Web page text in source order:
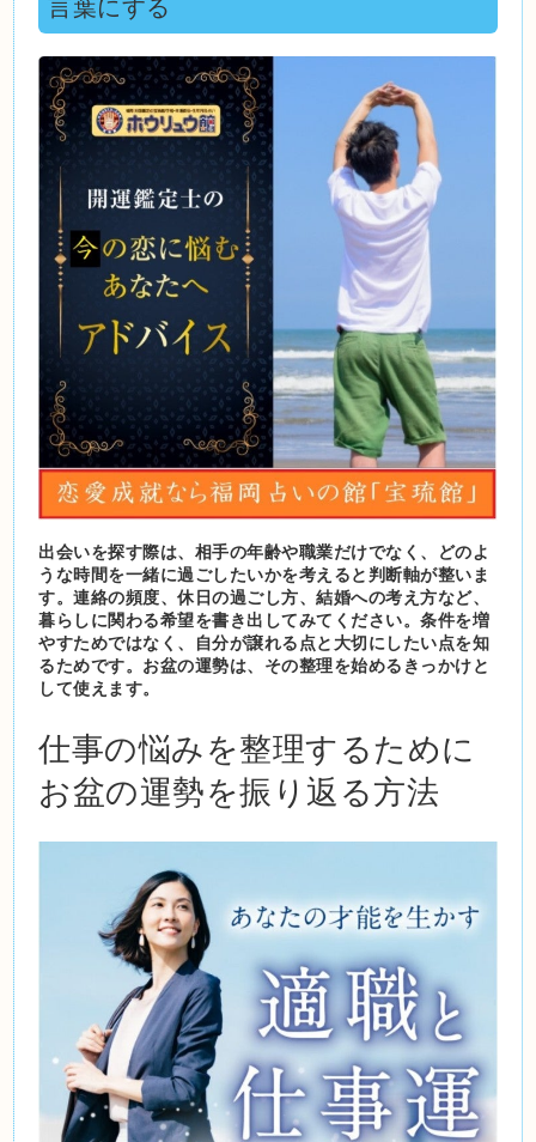
言葉にする
出会いを探す際は、相手の年齢や職業だけでなく、どのよ
うな時間を一緒に過ごしたいかを考えると判断軸が整いま
す。連絡の頻度、休日の過ごし方、結婚への考え方など、
暮らしに関わる希望を書き出してみてください。条件を増
やすためではなく、自分が譲れる点と大切にしたい点を知
るためです。お盆の運勢は、その整理を始めるきっかけと
して使えます。
仕事の悩みを整理するために
お盆の運勢を振り返る方法